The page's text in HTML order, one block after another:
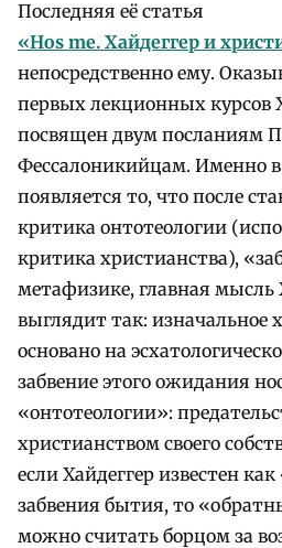
Последняя её статья
«Hos me. Хайдеггер и
непосредственно ему.
первых лекционных курсов
посвящен двум посланиям
Фессалоникийцам. Именно в
появляется то, что после
критика онтотеологии
критика христианства),
метафизике, главная мысль
выглядит так: изначальное
основано на
забвение этого ожидания
«онтотеологии»:
христианством своего
если Хайдеггер известен
забвения бытия, то
можно считать борцом за